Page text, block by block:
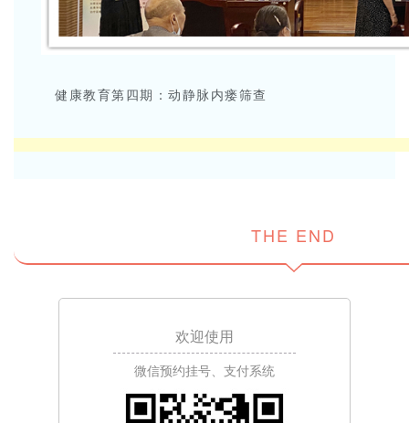
健康教育第四期：动静脉内瘘筛查
THE END
欢迎使用
微信预约挂号、支付系统